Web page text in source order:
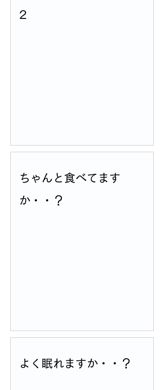
2
ちゃんと食べてます
か・・？
よく眠れますか・・？